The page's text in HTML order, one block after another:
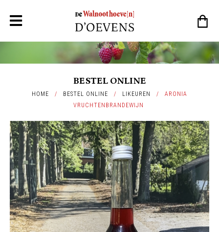
BESTEL ONLINE
HOME / BESTEL ONLINE / LIKEUREN / ARONIA
VRUCHTENBRANDEWIJN